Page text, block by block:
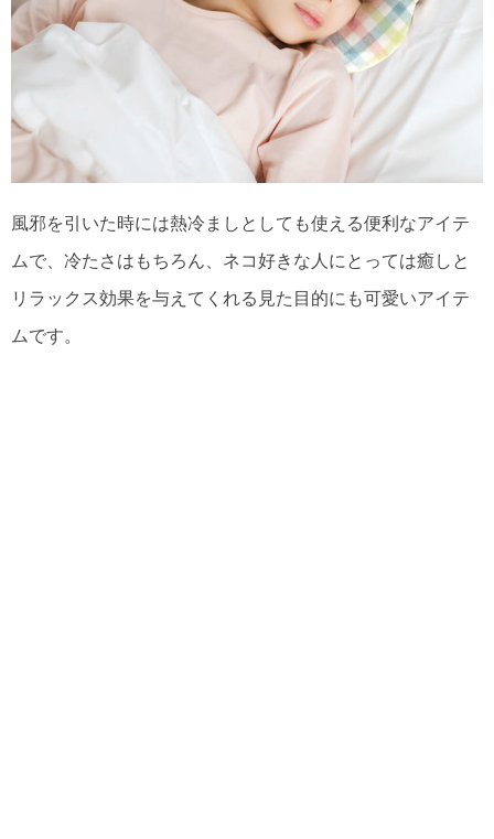
風邪を引いた時には熱冷ましとしても使える便利なアイテ
ムで、冷たさはもちろん、ネコ好きな人にとっては癒しと
リラックス効果を与えてくれる見た目的にも可愛いアイテ
ムです。